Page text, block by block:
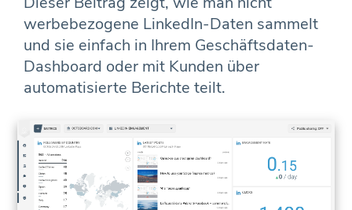
werbebezogene LinkedIn-Daten sammelt
und sie einfach in Ihrem Geschäftsdaten-
Dashboard oder mit Kunden über
automatisierte Berichte teilt.